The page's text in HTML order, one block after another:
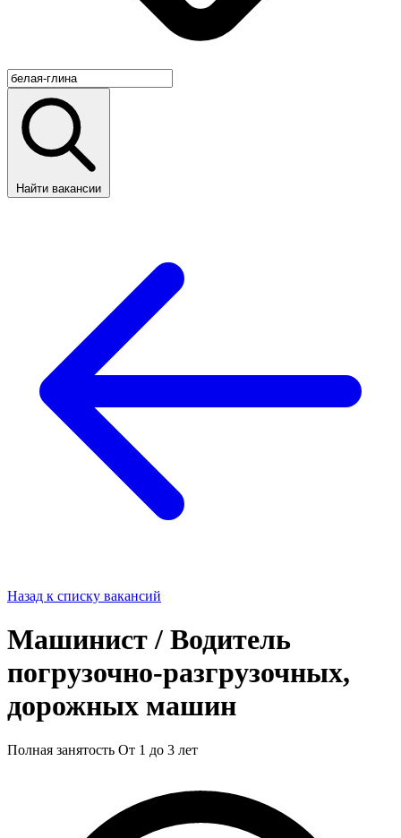
Найти вакансии
Назад к списку вакансий
Машинист / Водитель
погрузочно-разгрузочных,
дорожных машин
Полная занятость От 1 до 3 лет